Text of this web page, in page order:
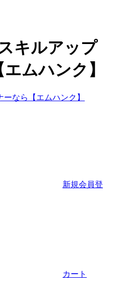
キルアップ
ムハンク】
新規会員登
カート